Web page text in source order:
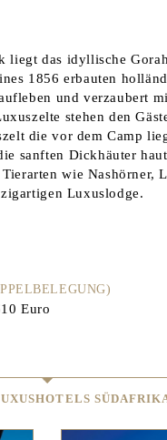
das idyllische
1856 erbauten
und verzaubert
stehen den
die vor dem Camp
sanften Dickhäuter
wie Nashörner,
Luxuslodge.
Euro